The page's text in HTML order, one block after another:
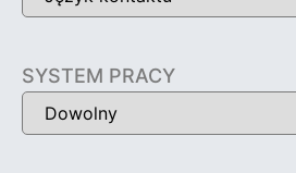
SYSTEM PRACY